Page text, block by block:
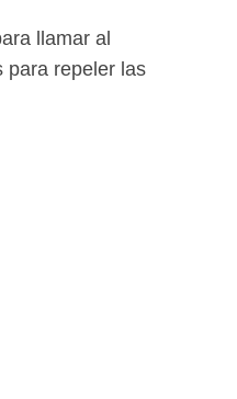
llamar al
para repeler las